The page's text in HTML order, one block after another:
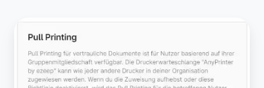
Alternative
Papercut